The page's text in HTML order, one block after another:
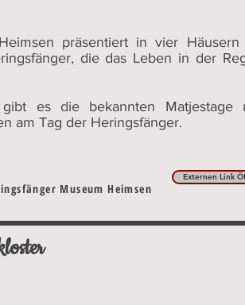
präsentiert in vier
die das Leben in der
es die bekannten Matjestage
am Tag der Heringsfänger.
Museum Heimsen
Externen Link